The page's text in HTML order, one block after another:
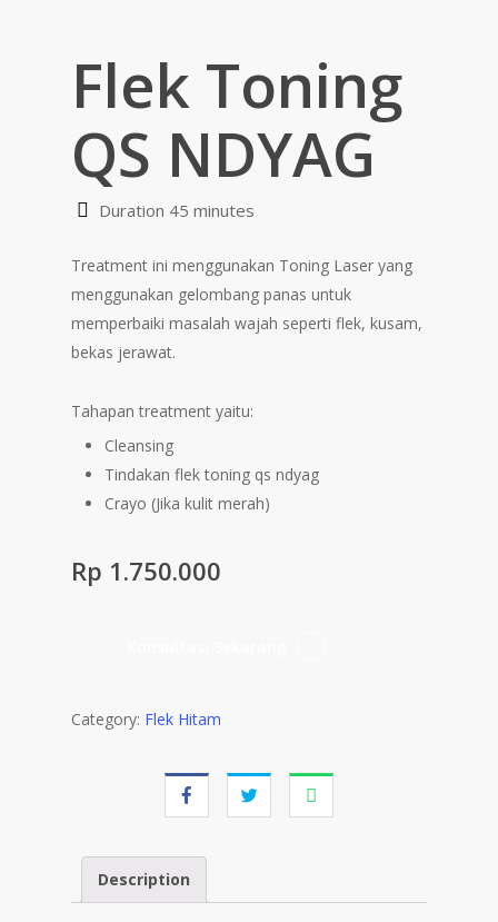
Flek Toning
QS NDYAG
Duration 45 minutes
Treatment ini menggunakan Toning Laser yang
menggunakan gelombang panas untuk
memperbaiki masalah wajah seperti flek, kusam,
bekas jerawat.
Tahapan treatment yaitu:
Cleansing
Tindakan flek toning qs ndyag
Crayo (Jika kulit merah)
Rp 1.750.000
Category: Flek Hitam
Description